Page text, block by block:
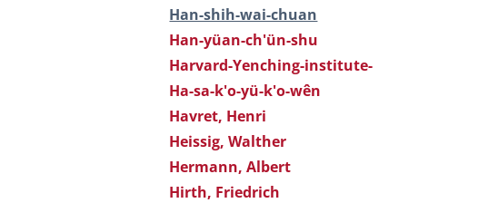
Han-shih-wai-chuan
Han-yüan-ch'ün-shu
Harvard-Yenching-institute-
Ha-sa-k'o-yü-k'o-wên
Havret, Henri
Heissig, Walther
Hermann, Albert
Hirth, Friedrich